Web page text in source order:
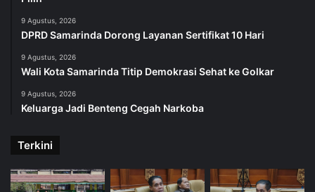
9 Agustus, 2026
DPRD Samarinda Dorong Layanan Sertifikat 10 Hari
9 Agustus, 2026
Wali Kota Samarinda Titip Demokrasi Sehat ke Golkar
9 Agustus, 2026
Keluarga Jadi Benteng Cegah Narkoba
Terkini